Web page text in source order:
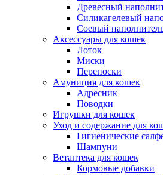
Древесный
Силикагелевый
Соевый
Аксессуары для кошек
Лоток
Миски
Переноски
Амуниция для кошек
Адресник
Поводки
Игрушки для кошек
Уход и содержание для
Гигиенические
Шампуни
Ветаптека для кошек
Кормовые добавки